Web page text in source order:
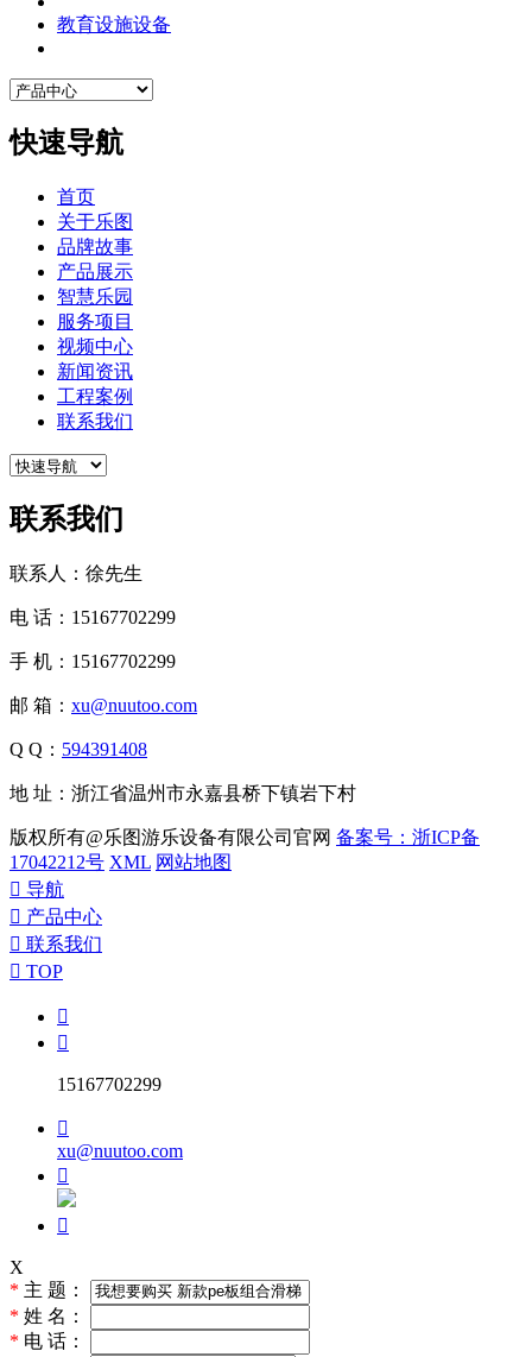
教育设施设备
快速导航
首页
关于乐图
品牌故事
产品展示
智慧乐园
服务项目
视频中心
新闻资讯
工程案例
联系我们
联系我们
联系人：徐先生
电 话：15167702299
手 机：15167702299
邮 箱： xu@nuutoo.com
Q Q： 594391408
地 址：浙江省温州市永嘉县桥下镇岩下村
版权所有@乐图游乐设备有限公司官网 备案号：浙ICP备
17042212号 XML 网站地图
 导航
 产品中心
 联系我们
 TOP


15167702299

xu@nuutoo.com


X
* 主 题：
* 姓 名：
* 电 话：